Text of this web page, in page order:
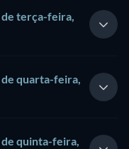
terça-feira,
quarta-feira,
quinta-feira,